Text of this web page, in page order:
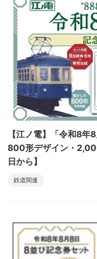
【江ノ電】「令和8年
800形デザイン・
日から】
鉄道関連